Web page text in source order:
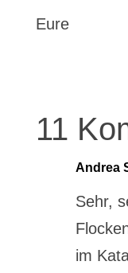
Eure
11
Andrea
Sehr,
im